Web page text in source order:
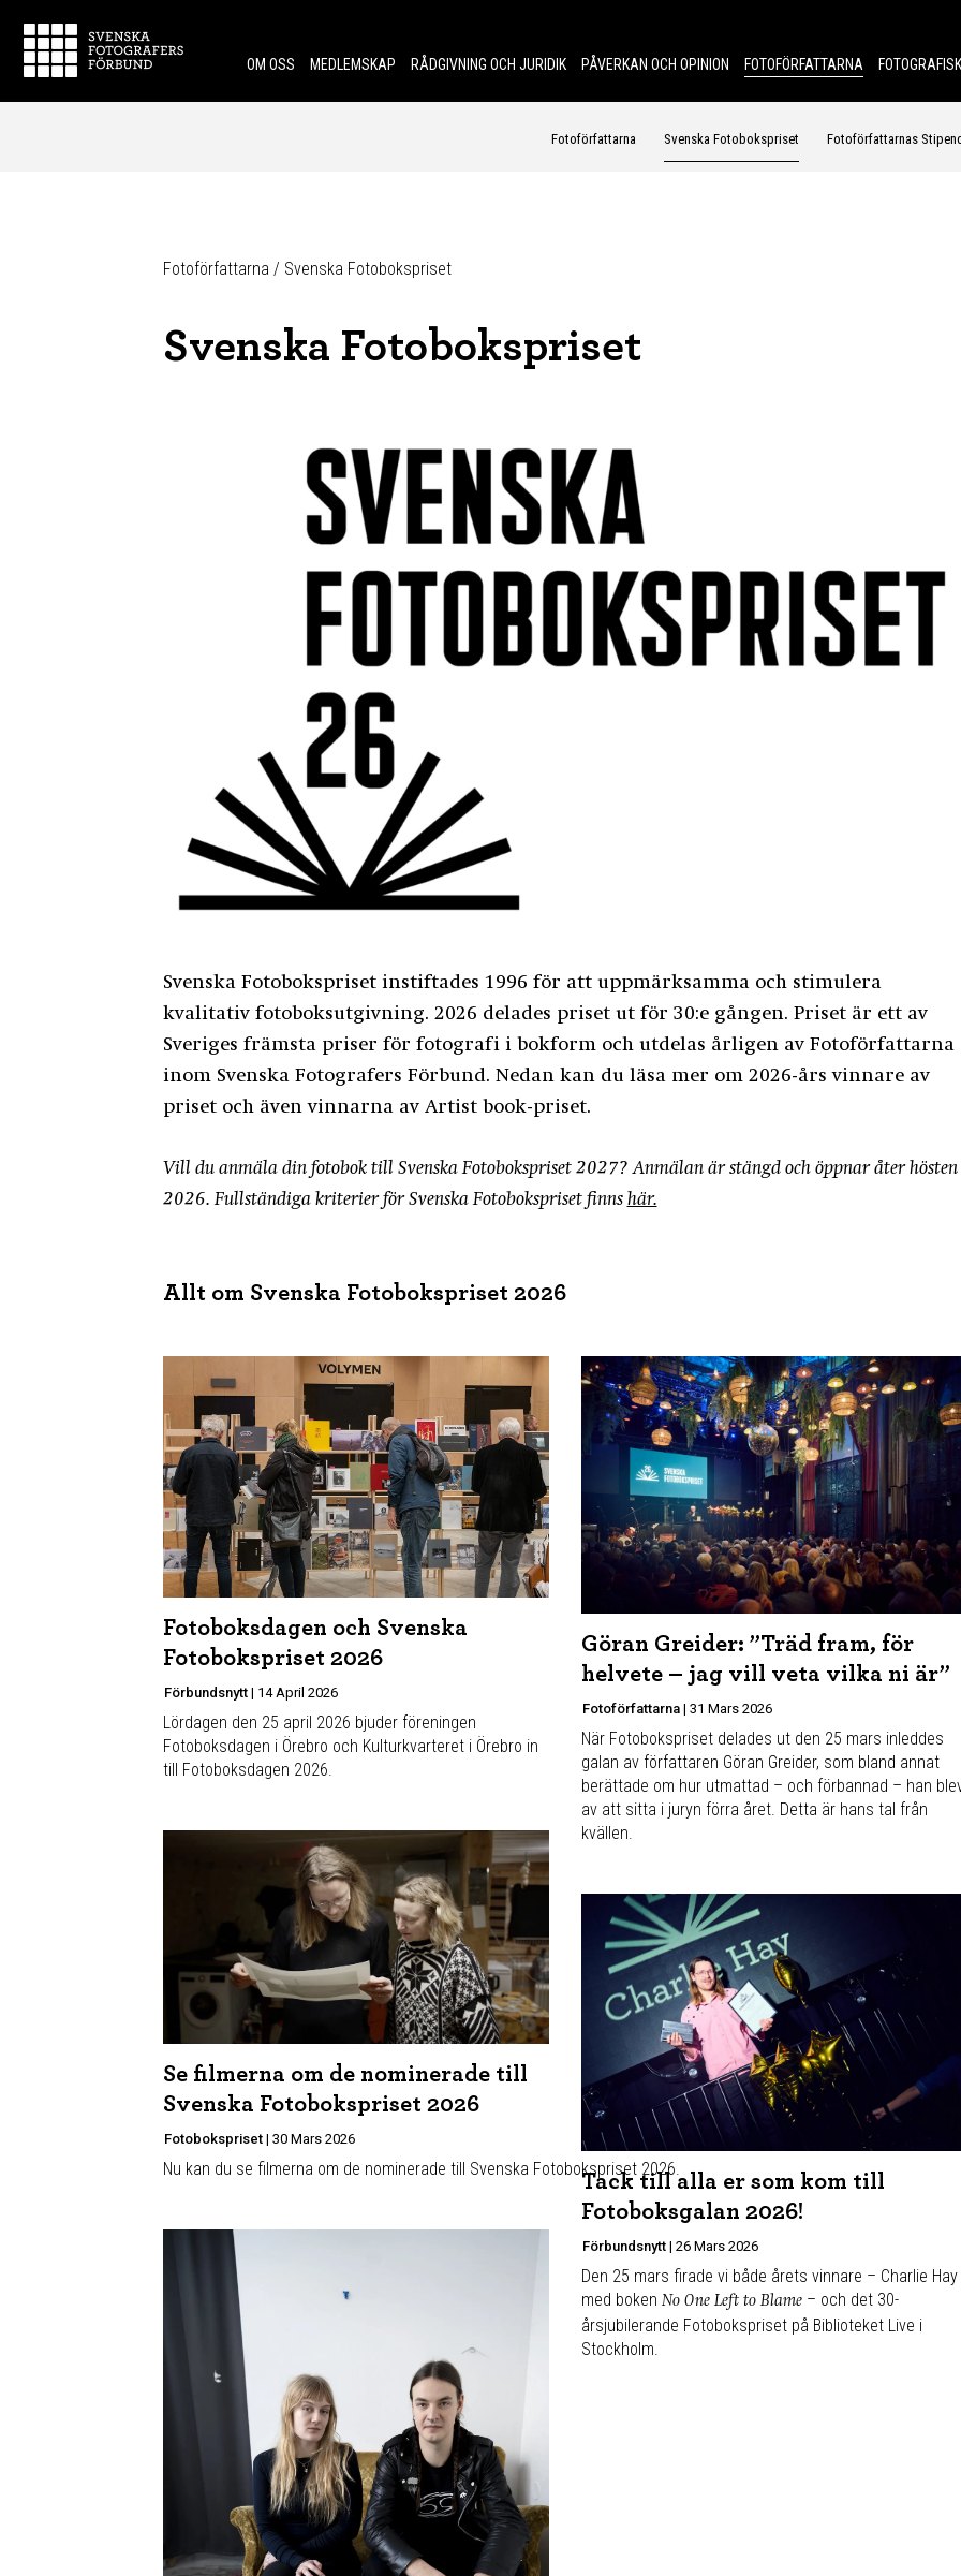
Skip to content.
OM OSS
MEDLEMSKAP RÅDGIVNING OCH JURIDIK PÅVERKAN OCH OPINION FOTOFÖRFATTARNA
Fotoförfattarna Svenska Fotobokspriset Fotoförfattarnas
Fotoförfattarna / Svenska Fotobokspriset
Svenska Fotobokspriset
Svenska Fotobokspriset instiftades 1996 för att uppmärksamma och stimulera
kvalitativ fotoboksutgivning. 2026 delades priset ut för 30:e gången. Priset är ett av
Sveriges främsta priser för fotografi i bokform och utdelas årligen av Fotoförfattarna
inom Svenska Fotografers Förbund. Nedan kan du läsa mer om 2026-års vinnare av
priset och även vinnarna av Artist book-priset.
Vill du anmäla din fotobok till Svenska Fotobokspriset 2027? Anmälan är stängd och öppnar åter hösten
2026. Fullständiga kriterier för Svenska Fotobokspriset finns här.
Allt om Svenska Fotobokspriset 2026
Fotoboksdagen och Svenska
Fotobokspriset 2026
Förbundsnytt | 14 April 2026
Lördagen den 25 april 2026 bjuder föreningen
Fotoboksdagen i Örebro och Kulturkvarteret i Örebro in
till Fotoboksdagen 2026.
Se filmerna om de nominerade till
Svenska Fotobokspriset 2026
Fotobokspriset | 30 Mars 2026
Nu kan du se filmerna om de nominerade till Svenska Fotobokspriset 2026.
Göran Greider: ”Träd fram, för
helvete – jag vill veta vilka ni är”
Fotoförfattarna | 31 Mars 2026
När Fotobokspriset delades ut den 25 mars inleddes
galan av författaren Göran Greider, som bland annat
berättade om hur utmattad – och förbannad – han
av att sitta i juryn förra året. Detta är hans tal från
kvällen.
Tack till alla er som kom till
Fotoboksgalan 2026!
Förbundsnytt | 26 Mars 2026
Den 25 mars firade vi både årets vinnare – Charlie Hay
med boken No One Left to Blame– och det 30-
årsjubilerande Fotobokspriset på Biblioteket Live i
Stockholm.